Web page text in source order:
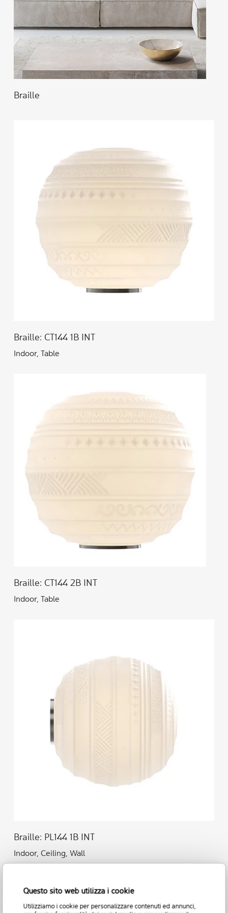
Questo sito web utilizza i cookie
Utilizziamo i cookie per personalizzare contenuti ed annunci,
Braille
Braille: CT144 1B INT
Indoor, Table
Braille: CT144 2B INT
Indoor, Table
Braille: PL144 1B INT
Indoor, Ceiling, Wall